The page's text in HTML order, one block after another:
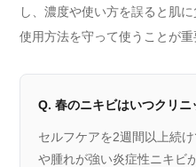
し、濃度や使い方を誤ると肌
使用方法を守って使うことが重
Q. 春のニキビはいつクリニ
セルフケアを2週間以上続
や腫れが強い炎症性ニキビ